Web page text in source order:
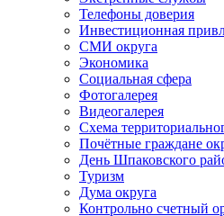
Телефоны доверия
Инвестиционная
СМИ округа
Экономика
Социальная сфера
Фотогалерея
Видеогалерея
Схема
Почётные граждане
День Шпаковского
Туризм
Дума округа
Контрольно счетный